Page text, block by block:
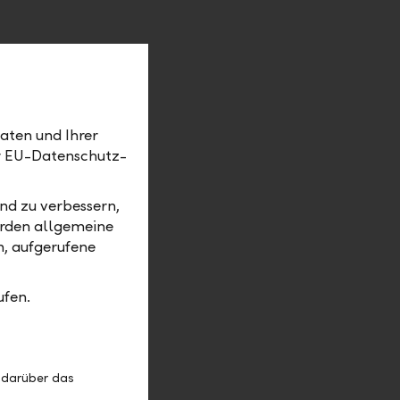
orders
and
–
und Ihrer
EU-Datenschutz-
zu verbessern,
allgemeine
aufgerufene
das